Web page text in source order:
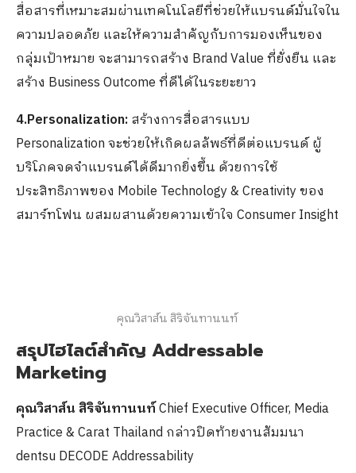
สื่อสารที่เหมาะสมผ่านเทคโนโลยีที่ช่วยให้แบรนด์มั่นใจใน
ความปลอดภัย และให้ความสำคัญกับการมองเห็นของ
กลุ่มเป้าหมาย จะสามารถสร้าง Brand Value ที่ยั่งยืน และ
สร้าง Business Outcome ที่ดีได้ในระยะยาว
4.Personalization:สร้างการสื่อสารแบบ
Personalization จะช่วยให้เกิดผลลัพธ์ที่ดีต่อแบรนด์ ผู้
บริโภคจดจำแบรนด์ได้ดีมากยิ่งขึ้น ด้วยการใช้
ประสิทธิภาพของ Mobile Technology & Creativity ของ
สมาร์ทโฟน ผสมผสานด้วยความเข้าใจ Consumer Insight
คุณวิสาส์น สิริจันทานนท์ ​
สรุปไฮไลต์สำคัญ Addressable
Marketing
คุณวิสาส์น สิริจันทานนท์​Chief Executive Officer, Media
Practice & Carat Thailand ​กล่าวปิดท้ายงานสัมมนา
dentsu DECODE Addressability